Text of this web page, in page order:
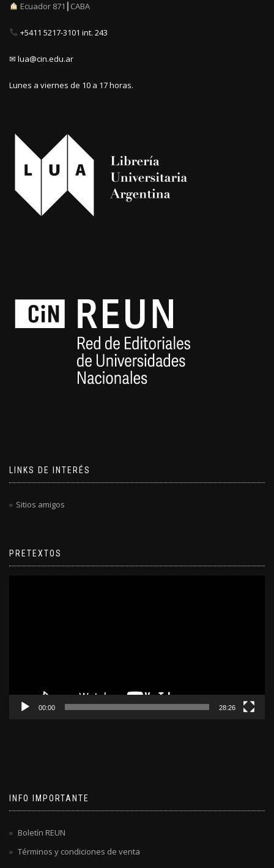
Ecuador 871┃CABA
+5411 5217-3101 int. 243
✉ lua@cin.edu.ar
Lunes a viernes de 10 a 17 horas.
LINKS DE INTERÉS
Sitios amigos
PRETEXTOS
00:00 28:26
INFO IMPORTANTE
Boletín REUN
Términos y condiciones de venta